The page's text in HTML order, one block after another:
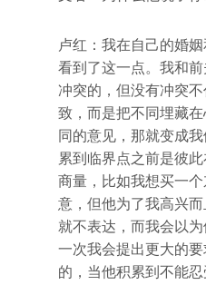
卢红：我在自己的婚
看到了这一点。我和
冲突的，但没有冲突
致，而是把不同埋藏
同的意见，那就变成
累到临界点之前是彼
商量，比如我想买一
意，但他为了我高兴
就不表达，而我会以
一次我会提出更大的
的，当他积累到不能